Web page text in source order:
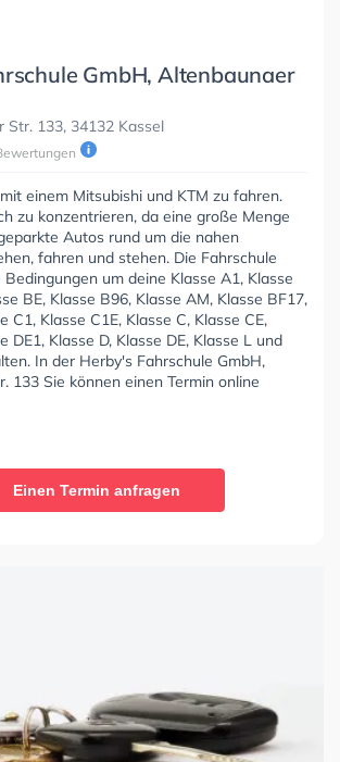
GmbH, Altenbaunaer
Str. 133, 34132 Kassel
einem Mitsubishi und KTM zu fahren.
zu konzentrieren, da eine große Menge
Autos rund um die nahen
fahren und stehen. Die Fahrschule
um deine Klasse A1, Klasse
BE, Klasse B96, Klasse AM, Klasse BF17,
C1, Klasse C1E, Klasse C, Klasse CE,
DE1, Klasse D, Klasse DE, Klasse L und
In der Herby's Fahrschule GmbH,
133 Sie können einen Termin online
Einen Termin anfragen